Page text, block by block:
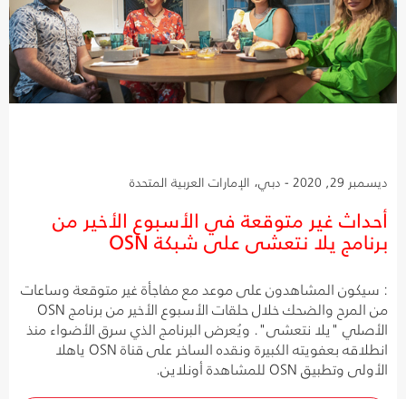
ديسمبر 29, 2020 - دبي، الإمارات العربية المتحدة
أحداث غير متوقعة في الأسبوع الأخير من
برنامج يلا نتعشى على شبكة OSN
: سيكون المشاهدون على موعد مع مفاجأة غير متوقعة وساعات
من المرح والضحك خلال حلقات الأسبوع الأخير من برنامج OSN
الأصلي "يلا نتعشى". ويُعرض البرنامج الذي سرق الأضواء منذ
انطلاقه بعفويته الكبيرة ونقده الساخر على قناة OSN ياهلا
الأولى وتطبيق OSN للمشاهدة أونلاين.